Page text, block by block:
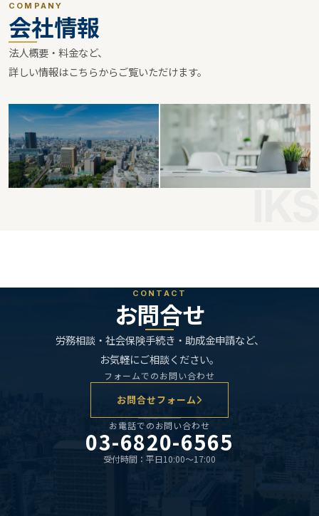
IKS
COMPANY
会社情報
法人概要・料金など、
詳しい情報はこちらからご覧いただけます。
CONTACT
お問合せ
労務相談・社会保険手続き・助成金申請など、
お気軽にご相談ください。
フォームでのお問い合わせ
お問合せフォーム
お電話でのお問い合わせ
03-6820-6565
受付時間：平日10:00〜17:00